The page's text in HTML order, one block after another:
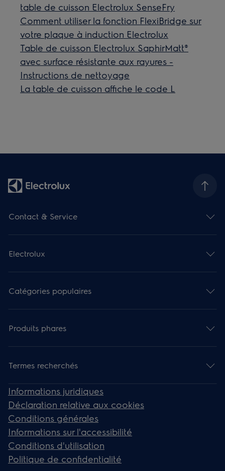
table de cuisson Electrolux SenseFry
Comment utiliser la fonction FlexiBridge sur
votre plaque à induction Electrolux
Table de cuisson Electrolux SaphirMatt®
avec surface résistante aux rayures -
Instructions de nettoyage
La table de cuisson affiche le code L
Contact & Service
Electrolux
Catégories populaires
Produits phares
Termes recherchés
Informations juridiques
Déclaration relative aux cookies
Conditions générales
Informations sur l'accessibilité
Conditions d'utilisation
Politique de confidentialité